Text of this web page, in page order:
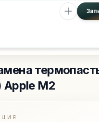
Apple M2